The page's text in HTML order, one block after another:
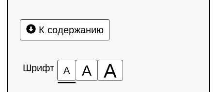
К содержанию
Шрифт А А А